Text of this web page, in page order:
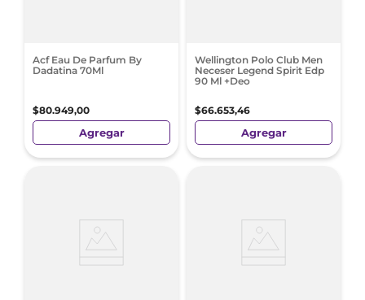
Acf Eau De Parfum By
Dadatina 70Ml
$80.949,00
Agregar
Wellington Polo Club Men
Neceser Legend Spirit Edp
90 Ml +Deo
$66.653,46
Agregar